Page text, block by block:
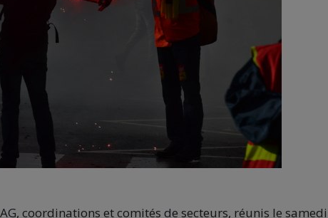
coordinations et comités de secteurs, réunis le